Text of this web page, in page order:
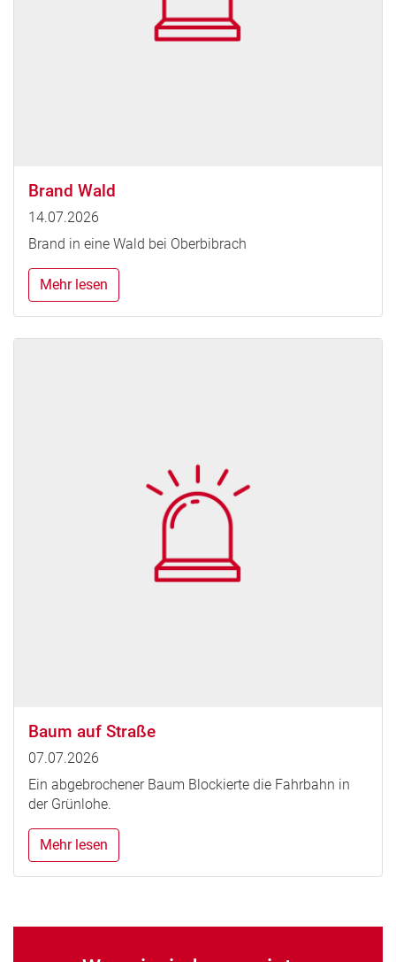
Brand Wald
14.07.2026
Brand in eine Wald bei Oberbibrach
Mehr lesen
Baum auf Straße
07.07.2026
Ein abgebrochener Baum Blockierte die Fahrbahn in
der Grünlohe.
Mehr lesen